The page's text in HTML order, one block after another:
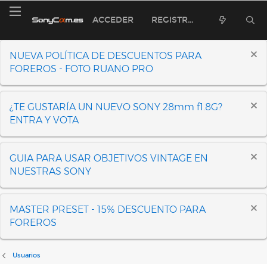
ACCEDER REGISTRARSE
NUEVA POLÍTICA DE DESCUENTOS PARA
FOREROS - FOTO RUANO PRO
¿TE GUSTARÍA UN NUEVO SONY 28mm f1.8G?
ENTRA Y VOTA
GUIA PARA USAR OBJETIVOS VINTAGE EN
NUESTRAS SONY
MASTER PRESET - 15% DESCUENTO PARA
FOREROS
Usuarios